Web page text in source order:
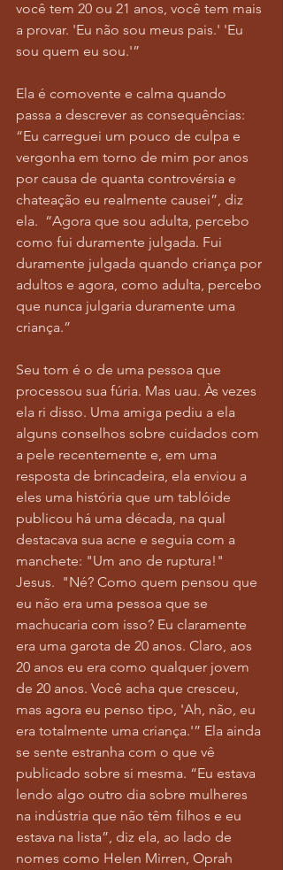
você tem 20 ou 21 anos, você tem mais
a provar. 'Eu não sou meus pais.' 'Eu
sou quem eu sou.'”
Ela é comovente e calma quando
passa a descrever as consequências:
“Eu carreguei um pouco de culpa e
vergonha em torno de mim por anos
por causa de quanta controvérsia e
chateação eu realmente causei”, diz
ela.  “Agora que sou adulta, percebo
como fui duramente julgada. Fui
duramente julgada quando criança por
adultos e agora, como adulta, percebo
que nunca julgaria duramente uma
criança.”
Seu tom é o de uma pessoa que
processou sua fúria. Mas uau. Às vezes
ela ri disso. Uma amiga pediu a ela
alguns conselhos sobre cuidados com
a pele recentemente e, em uma
resposta de brincadeira, ela enviou a
eles uma história que um tablóide
publicou há uma década, na qual
destacava sua acne e seguia com a
manchete: "Um ano de ruptura!"
Jesus.  "Né? Como quem pensou que
eu não era uma pessoa que se
machucaria com isso? Eu claramente
era uma garota de 20 anos. Claro, aos
20 anos eu era como qualquer jovem
de 20 anos. Você acha que cresceu,
mas agora eu penso tipo, 'Ah, não, eu
era totalmente uma criança.'” Ela ainda
se sente estranha com o que vê
publicado sobre si mesma. “Eu estava
lendo algo outro dia sobre mulheres
na indústria que não têm filhos e eu
estava na lista”, diz ela, ao lado de
nomes como Helen Mirren, Oprah